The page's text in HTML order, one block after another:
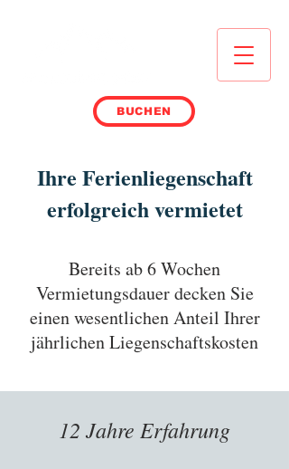
BUCHEN
Ihre Ferienliegenschaft
erfolgreich vermietet
Bereits ab 6 Wochen
Vermietungsdauer decken Sie
einen wesentlichen Anteil Ihrer
jährlichen Liegenschaftskosten
12 Jahre Erfahrung